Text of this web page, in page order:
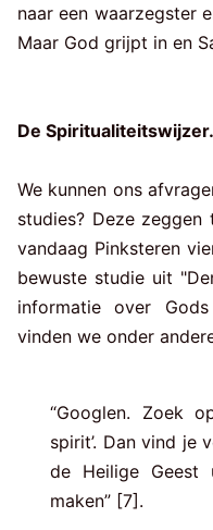
naar een waarzegster
Maar God grijpt in en
De
We kunnen ons
studies? Deze
vandaag Pinksteren
bewuste studie uit
informatie over
vinden we onder
“Googlen. Zoek
spirit’. Dan vind je
de Heilige Geest
maken” [7].